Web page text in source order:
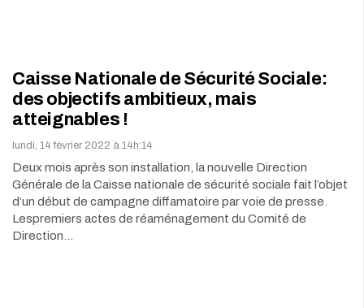
Caisse Nationale de Sécurité Sociale:
des objectifs ambitieux, mais
atteignables !
lundi, 14 février 2022 à 14h:14
Deux mois après son installation, la nouvelle Direction
Générale de la Caisse nationale de sécurité sociale fait l’objet
d’un début de campagne diffamatoire par voie de presse.
Lespremiers actes de réaménagement du Comité de
Direction…